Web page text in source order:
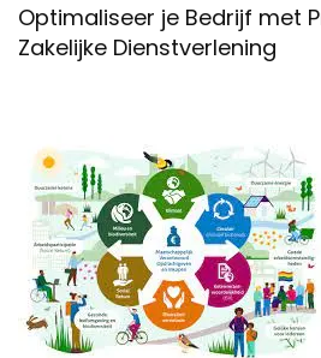
Optimaliseer je Bedrijf met
Zakelijke Dienstverlening